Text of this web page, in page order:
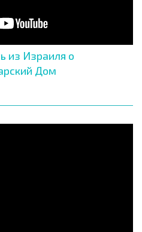
из Израиля о
Дом